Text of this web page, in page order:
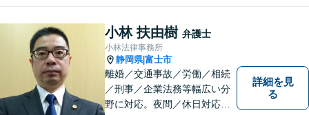
問題に対応可能です。お気軽
にご相談ください。
小林 扶由樹 弁護士
小林法律事務所
静岡県|富士市
離婚／交通事故／労働／相続
／刑事／企業法務等幅広い分
野に対応。夜間／休日対応
詳細を見
る